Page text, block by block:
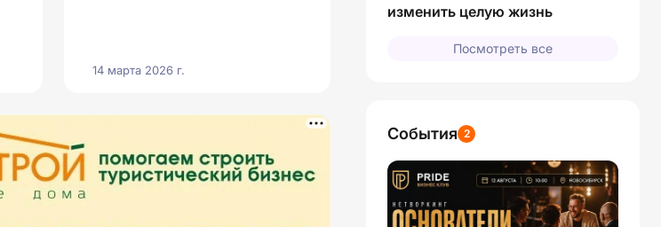
14 марта 2026 г.
изменить целую жизнь
Посмотреть все
События 2